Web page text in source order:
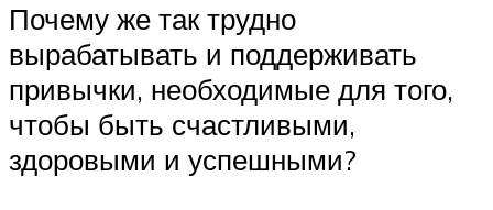
Почему же так трудно
вырабатывать и поддерживать
привычки, необходимые для того,
чтобы быть счастливыми,
здоровыми и успешными?